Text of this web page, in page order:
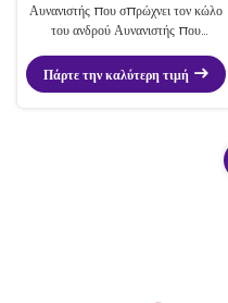
Αυνανιστής που σπρώχνει τον κώλο
του ανδρού Αυνανιστής που
Αυνανιστής για άνδρες
Πάρτε την καλύτερη τιμή